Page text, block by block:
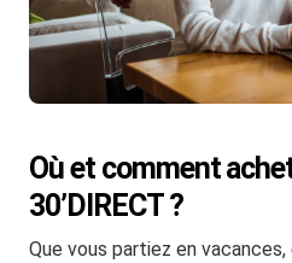
Où et comment
30’DIRECT ?
Que vous partiez en